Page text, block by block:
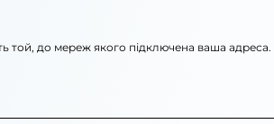
той, до мереж якого підключена ваша адреса.